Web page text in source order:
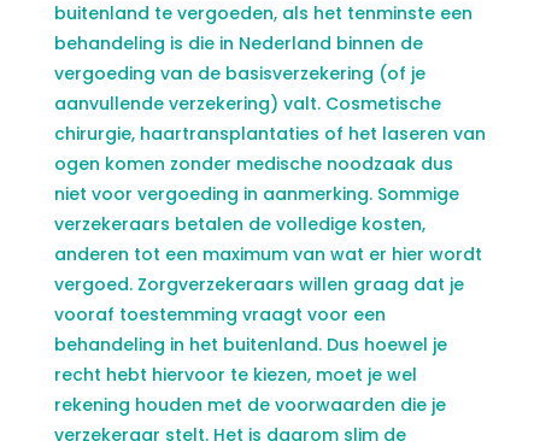
buitenland te vergoeden, als het tenminste een
behandeling is die in Nederland binnen de
vergoeding van de basisverzekering (of je
aanvullende verzekering) valt. Cosmetische
chirurgie, haartransplantaties of het laseren van
ogen komen zonder medische noodzaak dus
niet voor vergoeding in aanmerking. Sommige
verzekeraars betalen de volledige kosten,
anderen tot een maximum van wat er hier wordt
vergoed. Zorgverzekeraars willen graag dat je
vooraf toestemming vraagt voor een
behandeling in het buitenland. Dus hoewel je
recht hebt hiervoor te kiezen, moet je wel
rekening houden met de voorwaarden die je
verzekeraar stelt. Het is daarom slim de